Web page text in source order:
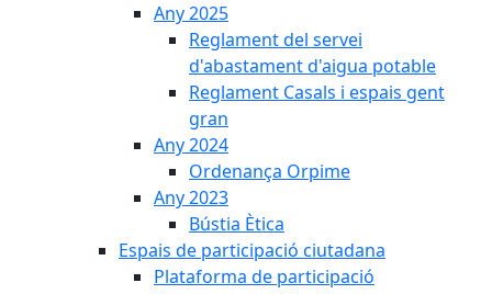
Any 2025
Reglament del servei
d'abastament d'aigua potable
Reglament Casals i espais gent
gran
Any 2024
Ordenança Orpime
Any 2023
Bústia Ètica
Espais de participació ciutadana
Plataforma de participació